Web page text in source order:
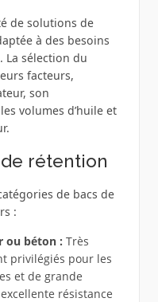
de solutions de
à des besoins
La sélection du
facteurs,
son
volumes d’huile et
rétention
de bacs de
:
ou béton : Très
privilégiés pour les
et de grande
résistance